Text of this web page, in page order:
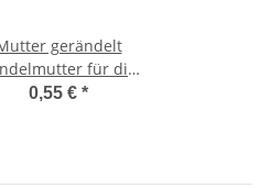
gerändelt
für die
Ciao
0,55 € *